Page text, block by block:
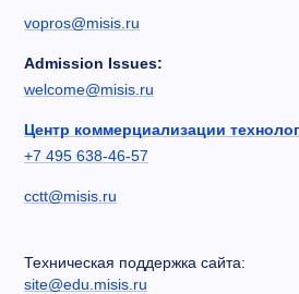
vopros@misis.ru
Admission Issues:
welcome@misis.ru
Центр коммерциализации
+7 495 638-46-57
cctt@misis.ru
Техническая поддержка сайта:
site@edu.misis.ru